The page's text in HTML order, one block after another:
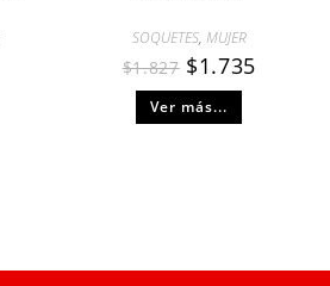
SOQUETES, MUJER
$1.827 $1.735
Ver más...